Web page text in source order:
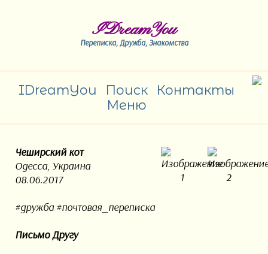
IDreamYou
Переписка, Дружба, Знакомства
IDreamYou Поиск
Контакты
Меню
Чеширский кот
Одесса, Украина
08.06.2017
#дружба #почтовая_переписка
Письмо Другу